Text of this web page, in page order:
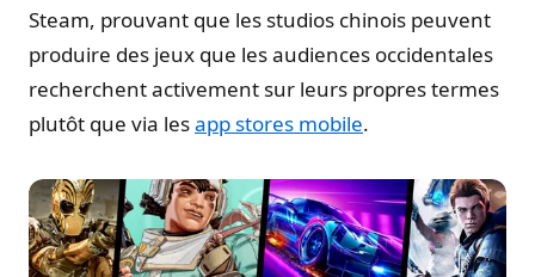
Steam, prouvant que les studios chinois peuvent
produire des jeux que les audiences occidentales
recherchent activement sur leurs propres termes
plutôt que via lesapp stores mobile.